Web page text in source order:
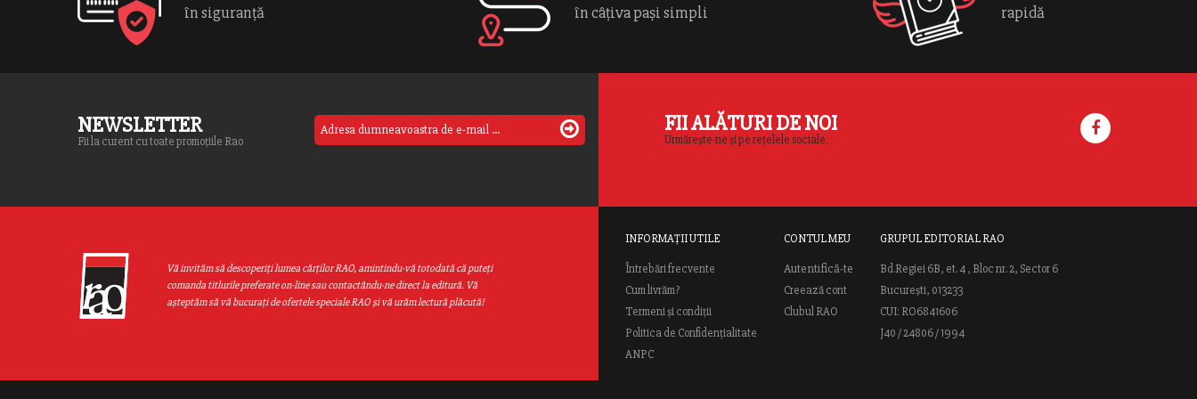
on line 70
în siguranță în câțiva pași simpli rapidă
NEWSLETTER
Fii la curent cu toate promoțiile Rao
FII ALĂTURI DE NOI
Urmărește-ne și pe rețelele sociale.
Vă invităm să descoperiţi lumea cărţilor RAO, amintindu-vă totodată că puteţi
comanda titlurile preferate on-line sau contactându-ne direct la editură. Vă
aşteptăm să vă bucuraţi de ofertele speciale RAO şi vă urăm lectură plăcută!
INFORMAȚII UTILE
Întrebări frecvente
Cum livrăm?
Termeni și condiții
Politica de Confidențialitate
ANPC
CONTUL MEU
Autentifică-te
Creează cont
Clubul RAO
GRUPUL EDITORIAL RAO
Bd.Regiei 6B, et. 4 , Bloc nr. 2, Sector 6
București, 013233
CUI: RO6841606
J40 / 24806 / 1994